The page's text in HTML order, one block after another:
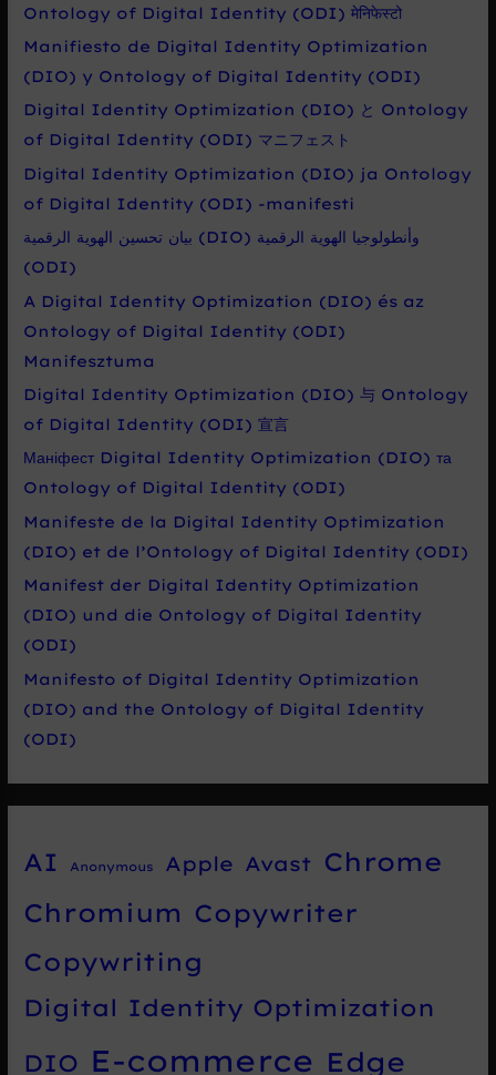
Ontology of Digital Identity (ODI) मेनिफेस्टो
Manifiesto de Digital Identity Optimization
(DIO) y Ontology of Digital Identity (ODI)
Digital Identity Optimization (DIO) と Ontology
of Digital Identity (ODI) マニフェスト
Digital Identity Optimization (DIO) ja Ontology
of Digital Identity (ODI) -manifesti
بيان تحسين الهوية الرقمية (DIO) وأنطولوجيا الهوية الرقمية
(ODI)
A Digital Identity Optimization (DIO) és az
Ontology of Digital Identity (ODI)
Manifesztuma
Digital Identity Optimization (DIO) 与 Ontology
of Digital Identity (ODI) 宣言
Маніфест Digital Identity Optimization (DIO) та
Ontology of Digital Identity (ODI)
Manifeste de la Digital Identity Optimization
(DIO) et de l’Ontology of Digital Identity (ODI)
Manifest der Digital Identity Optimization
(DIO) und die Ontology of Digital Identity
(ODI)
Manifesto of Digital Identity Optimization
(DIO) and the Ontology of Digital Identity
(ODI)
AI Anonymous Apple Avast
Chrome
Chromium Copywriter
Copywriting
Digital Identity Optimization
DIO E-commerce Edge